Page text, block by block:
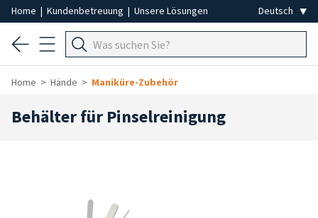
Home | Kundenbetreuung | Unsere Lösungen
Home Hände Maniküre-Zubehör
Behälter für Pinselreinigung